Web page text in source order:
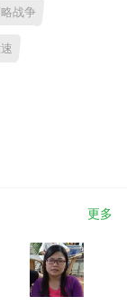
战争
更多